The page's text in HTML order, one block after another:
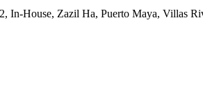
In-House, Zazil Ha, Puerto Maya, Villas